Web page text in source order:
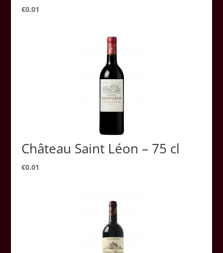
€0.01
Château Saint Léon – 75 cl
€0.01